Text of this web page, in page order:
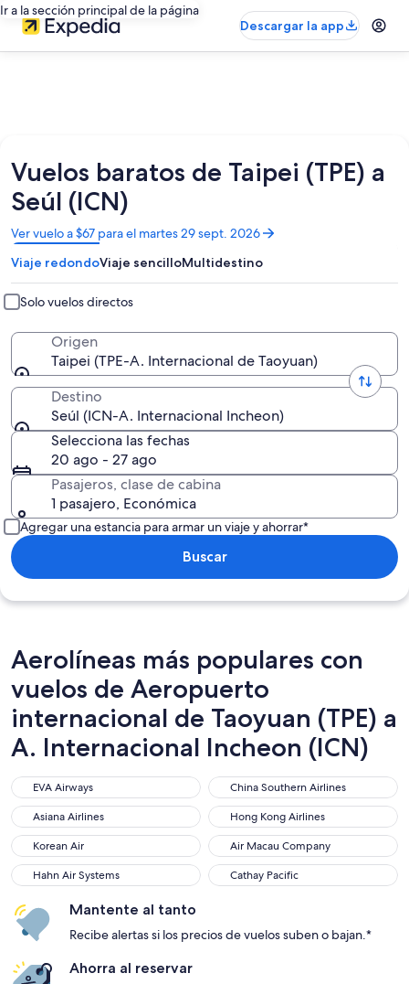
Ir a la sección principal de la página
Descargar la app
Vuelos baratos de Taipei (TPE) a
Seúl (ICN)
Ver vuelo a $67 para el martes 29 sept. 2026
Se
abrirá
en
una
nueva
ventana
Viaje redondoViaje sencilloMultidestino
Solo vuelos directos
Origen
Taipei (TPE-A. Internacional de Taoyuan)
Destino
Seúl (ICN-A. Internacional Incheon)
Selecciona las fechas
20 ago - 27 ago
Pasajeros, clase de cabina
1 pasajero, Económica
Agregar una estancia para armar un viaje y ahorrar*
Buscar
Aerolíneas más populares con
vuelos de Aeropuerto
internacional de Taoyuan (TPE) a
A. Internacional Incheon (ICN)
EVA Airways
EVA Airways China Southern Airlines
China Southern Airlines
Asiana Airlines
Asiana Airlines Hong Kong Airlines
Hong Kong Airlines
Korean Air
Korean Air Air Macau Company
Air Macau Company
Hahn Air Systems
Hahn Air Systems Cathay Pacific
Cathay Pacific
Mantente al tanto
Recibe alertas si los precios de vuelos suben o bajan.*
Ahorra al reservar